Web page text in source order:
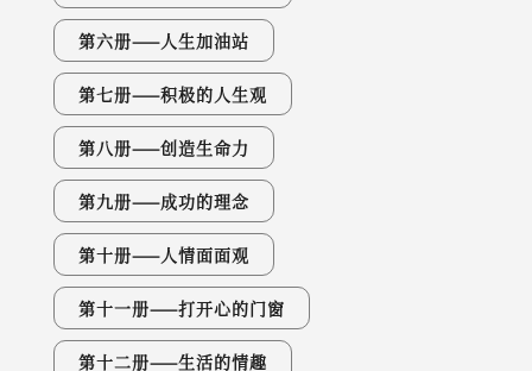
第六册——人生加油站
第七册——积极的人生观
第八册——创造生命力
第九册——成功的理念
第十册——人情面面观
第十一册——打开心的门窗
第十二册——生活的情趣